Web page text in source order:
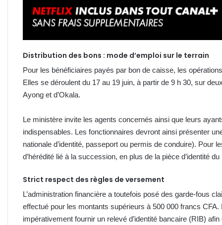
Distribution des bons : mode d’emploi sur le terrain
Pour les bénéficiaires payés par bon de caisse, les
Elles se déroulent du 17 au 19 juin, à partir de 9 h 30, sur
Ayong et d’Okala.
Le ministère invite les agents concernés ainsi que leurs
indispensables. Les fonctionnaires devront ainsi présenter
nationale d’identité, passeport ou permis de conduire). Pour
d’hérédité lié à la succession, en plus de la pièce d’identité
Strict respect des règles de versement
L’administration financière a toutefois posé des garde-fous
effectué pour les montants supérieurs à 500 000 francs
impérativement fournir un relevé d’identité bancaire (RIB)